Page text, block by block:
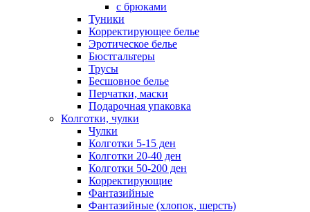
с брюками
Туники
Корректирующее белье
Эротическое белье
Бюстгальтеры
Трусы
Бесшовное белье
Перчатки, маски
Подарочная упаковка
Колготки, чулки
Чулки
Колготки 5-15 ден
Колготки 20-40 ден
Колготки 50-200 ден
Корректирующие
Фантазийные
Фантазийные (хлопок, шерсть)